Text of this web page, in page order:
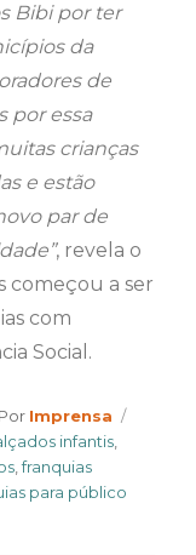
Bibi por ter
da
de
por essa
crianças
e estão
par de
, revela o
começou a ser
com
Social.
Por Author
Imprensa
infantis,
,franquias
para público